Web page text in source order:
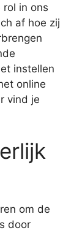
in ons
af hoe zij
instellen
online
vind je
om de
door